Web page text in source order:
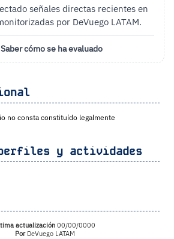
señales directas recientes en
por DeVuego LATAM.
Saber cómo se ha evaluado
no consta constituído legalmente
y actividades
actualización 00/00/0000
PorDeVuego LATAM